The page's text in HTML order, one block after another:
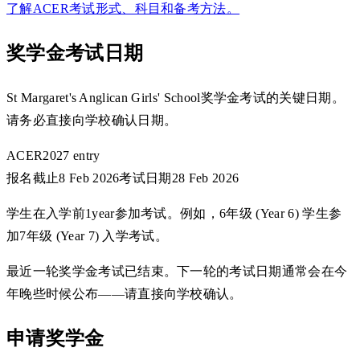
了解ACER考试形式、科目和备考方法。
奖学金考试日期
St Margaret's Anglican Girls' School奖学金考试的关键日期。
请务必直接向学校确认日期。
ACER2027 entry
报名截止8 Feb 2026考试日期 28 Feb 2026
学生在入学前1year参加考试。例如，6年级 (Year 6) 学生参
加7年级 (Year 7) 入学考试。
最近一轮奖学金考试已结束。下一轮的考试日期通常会在今
年晚些时候公布——请直接向学校确认。
申请奖学金